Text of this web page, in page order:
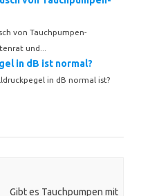
von Tauchpumpen-
und...
in dB ist normal?
in dB normal ist?
Gibt es Tauchpumpen mit